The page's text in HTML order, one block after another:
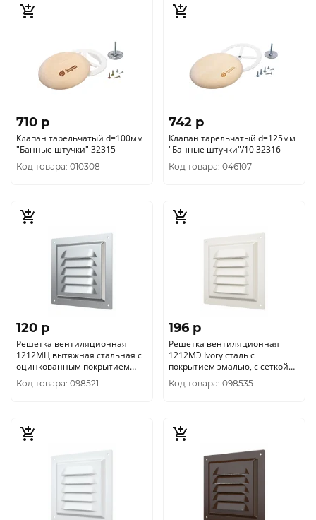
710 p
Клапан тарельчатый d=100мм
"Банные штучки" 32315
Код товара: 010308
742 p
Клапан тарельчатый d=125мм
"Банные штучки"/10 32316
Код товара: 046107
120 p
Решетка вентиляционная
1212МЦ вытяжная стальная с
оцинкованным покрытием
125х125 ERA уп.100/1шт.
Код товара: 098521
196 p
Решетка вентиляционная
1212МЭ Ivory сталь с
покрытием эмалью, с сеткой
125х125 ERA уп.100/1шт.
Код товара: 098535